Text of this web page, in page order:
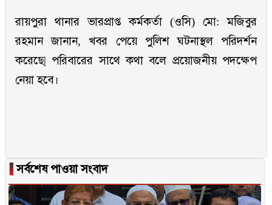
রায়পুরা থানার ভারপ্রাপ্ত কর্মকর্তা (ওসি) মো: মজিবুর
রহমান জানান, খবর পেয়ে পুলিশ ঘটনাস্থল পরিদর্শন
করেছে| পরিবারের সাথে কথা বলে প্রয়োজনীয় পদক্ষেপ
নেয়া হবে।
▐সর্বশেষ পাওয়া সংবাদ